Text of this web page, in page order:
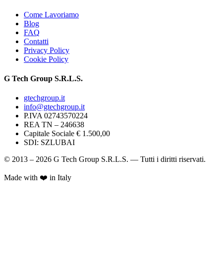
Come Lavoriamo
Blog
FAQ
Contatti
Privacy Policy
Cookie Policy
G Tech Group S.R.L.S.
gtechgroup.it
info@gtechgroup.it
P.IVA 02743570224
REA TN – 246638
Capitale Sociale € 1.500,00
SDI: SZLUBAI
© 2013 – 2026 G Tech Group S.R.L.S. — Tutti i diritti riservati.
Made with ❤️ in Italy